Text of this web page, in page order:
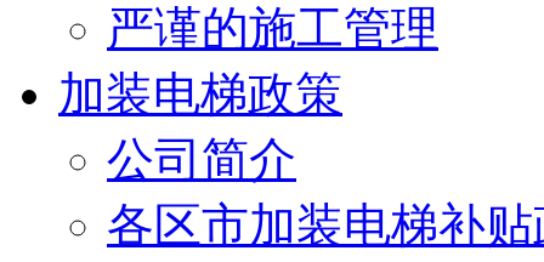
严谨的施工管理
加装电梯政策
公司简介
各区市加装电梯补